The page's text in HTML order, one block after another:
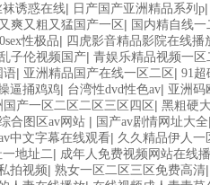
袜诱惑在线| 日产国产亚洲精品系列p
又爽又粗又猛国产一区 | 国内精自线
性极品| 四虎影音精品影院在线播
子伦视频国产| 青娱乐精品视频一区
语| 亚洲精品国产在线一区二区 | 91超
逼捅鸡鸡| 台湾性dvd性色av| 亚洲码
国产一区二区二区三区四区 | 黑粗硬
合图区av网站 | 国产av剧情网址大全
中文字幕在线观看| 久久精品伊人一
一地址二| 成年人免费视频网站在线
拍视频| 熟女一区二区三区免费高清